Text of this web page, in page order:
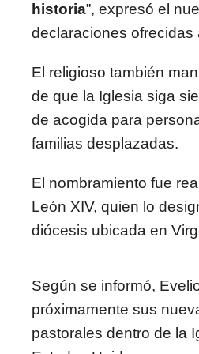
historia”, expresó el
declaraciones ofrecidas
El religioso también
de que la Iglesia siga
de acogida para
familias desplazadas.
El nombramiento fue
León XIV, quien lo
diócesis ubicada en
Según se informó,
próximamente sus
pastorales dentro de la